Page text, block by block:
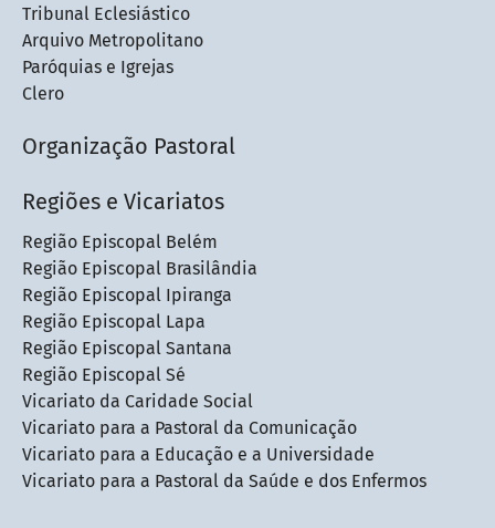
Tribunal Eclesiástico
Arquivo Metropolitano
Paróquias e Igrejas
Clero
Organização Pastoral
Regiões e Vicariatos
Região Episcopal Belém
Região Episcopal Brasilândia
Região Episcopal Ipiranga
Região Episcopal Lapa
Região Episcopal Santana
Região Episcopal Sé
Vicariato da Caridade Social
Vicariato para a Pastoral da Comunicação
Vicariato para a Educação e a Universidade
Vicariato para a Pastoral da Saúde e dos Enfermos